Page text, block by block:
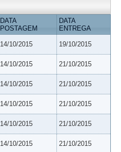
DATA
POSTAGEM
DATA
ENTREGA
14/10/2015 19/10/2015
14/10/2015 21/10/2015
14/10/2015 21/10/2015
14/10/2015 21/10/2015
14/10/2015 21/10/2015
14/10/2015 21/10/2015